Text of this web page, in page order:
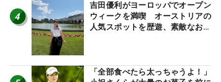
4
吉田優利がヨーロッパでオープン
ウィークを満喫 オーストリアの
人気スポットを歴遊、素敵なお土
「全部食べたら太っちゃうよ！」